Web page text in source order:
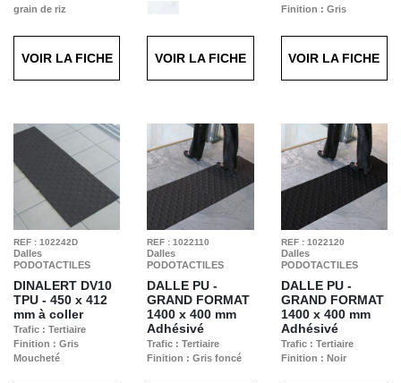
grain de riz
VOIR LA FICHE VOIR LA FICHE
Finition : Gris
VOIR LA FICHE
REF : 102242D
Dalles
PODOTACTILES
DINALERT DV10
TPU - 450 x 412
mm à coller
Trafic : Tertiaire
Finition : Gris
Moucheté
REF : 1022110
Dalles
PODOTACTILES
DALLE PU -
GRAND FORMAT
1400 x 400 mm
Adhésivé
Trafic : Tertiaire
Finition : Gris foncé
REF : 1022120
Dalles
PODOTACTILES
DALLE PU -
GRAND FORMAT
1400 x 400 mm
Adhésivé
Trafic : Tertiaire
Finition : Noir